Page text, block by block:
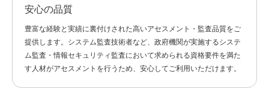
安心の品質
豊富な経験と実績に裏付けされた高いアセスメント・監査品質をご
提供します。 システム監査技術者など、政府機関が実施するシステ
ム監査・情報セキュリティ監査において求められる資格要件を満た
す人材がアセスメントを行うため、安心してご利用いただけます。